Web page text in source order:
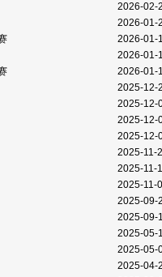
2026-02-
2026-01-
2026-01-
2026-01-
2026-01-
2025-12-
2025-12-
2025-12-
2025-12-
2025-11-
2025-11-
2025-11-
2025-09-
2025-09-
2025-05-
2025-05-
2025-04-